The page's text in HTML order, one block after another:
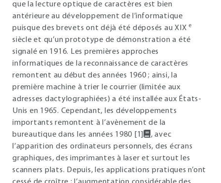
que la lecture optique de caractères est bien
antérieure au développement de l’informatique
puisque des brevets ont déjà été déposés au XIX e
siècle et qu’un prototype de démonstration a été
signalé en 1916. Les premières approches
informatiques de la reconnaissance de caractères
remontent au début des années 1960 ; ainsi, la
première machine à trier le courrier (limitée aux
adresses dactylographiées) a été installée aux États-
Unis en 1965. Cependant, les développements
importants remontent à l’avènement de la
bureautique dans les années 1980 [1]
, avec
l’apparition des ordinateurs personnels, des écrans
graphiques, des imprimantes à laser et surtout les
scanners plats. Depuis, les applications pratiques n’ont